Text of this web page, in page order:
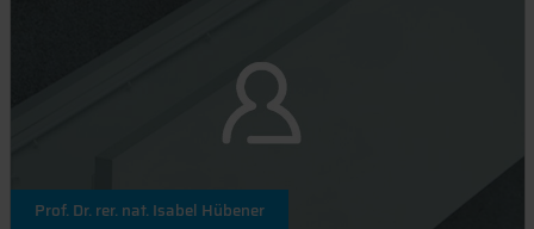
Prof. Dr. rer. nat. Isabel Hübener